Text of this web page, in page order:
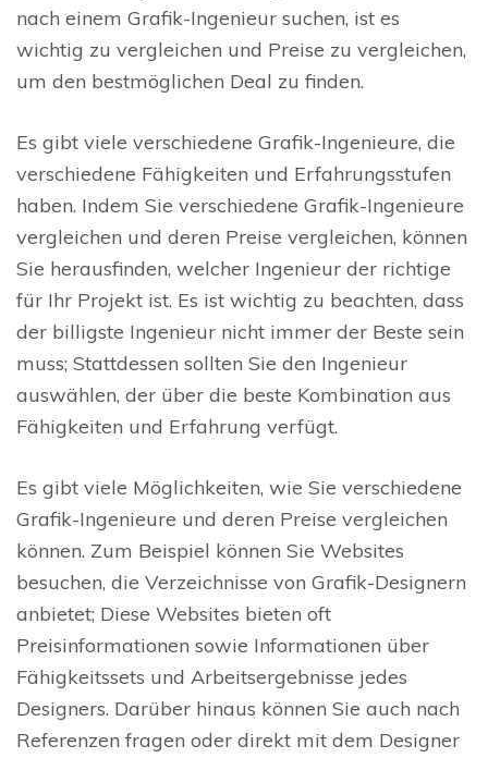
nach einem Grafik-Ingenieur suchen, ist es
wichtig zu vergleichen und Preise zu vergleichen,
um den bestmöglichen Deal zu finden.
Es gibt viele verschiedene Grafik-Ingenieure, die
verschiedene Fähigkeiten und Erfahrungsstufen
haben. Indem Sie verschiedene Grafik-Ingenieure
vergleichen und deren Preise vergleichen, können
Sie herausfinden, welcher Ingenieur der richtige
für Ihr Projekt ist. Es ist wichtig zu beachten, dass
der billigste Ingenieur nicht immer der Beste sein
muss; Stattdessen sollten Sie den Ingenieur
auswählen, der über die beste Kombination aus
Fähigkeiten und Erfahrung verfügt.
Es gibt viele Möglichkeiten, wie Sie verschiedene
Grafik-Ingenieure und deren Preise vergleichen
können. Zum Beispiel können Sie Websites
besuchen, die Verzeichnisse von Grafik-Designern
anbietet; Diese Websites bieten oft
Preisinformationen sowie Informationen über
Fähigkeitssets und Arbeitsergebnisse jedes
Designers. Darüber hinaus können Sie auch nach
Referenzen fragen oder direkt mit dem Designer